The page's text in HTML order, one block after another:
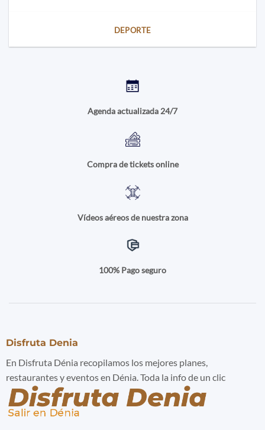
DEPORTE
Agenda actualizada 24/7
Compra de tickets online
Vídeos aéreos de nuestra zona
100% Pago seguro
Disfruta Denia
En Disfruta Dénia recopilamos los mejores planes,
restaurantes y eventos en Dénia. Toda la info de un clic